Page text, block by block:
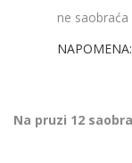
ne
Na pruzi 12